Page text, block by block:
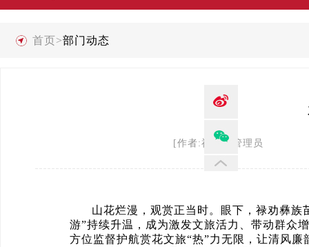
首页>部门动态
[作者:禄劝县管理员 发
山花烂漫，观赏正当时。眼下，禄劝彝
游”持续升温，成为激发文旅活力、带动群众
方位监督护航赏花文旅“热”力无限，让清风廉